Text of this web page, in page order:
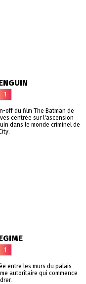
1
off du film The Batman de
centrée sur l'ascension
dans le monde criminel de
1
entre les murs du palais
autoritaire qui commence